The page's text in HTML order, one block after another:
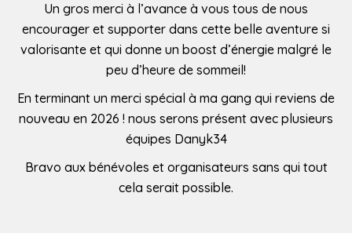
Un gros merci à l’avance à vous tous de nous
encourager et supporter dans cette belle aventure si
valorisante et qui donne un boost d’énergie malgré le
peu d’heure de sommeil!
En terminant un merci spécial à ma gang qui reviens de
nouveau en 2026 ! nous serons présent avec plusieurs
équipes Danyk34
Bravo aux bénévoles et organisateurs sans qui tout
cela serait possible.